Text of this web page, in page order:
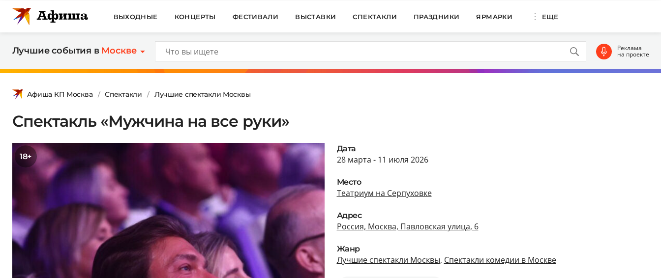
ВЫХОДНЫЕ КОНЦЕРТЫ ФЕСТИВАЛИ ВЫСТАВКИ СПЕКТАКЛИ ПРАЗДНИКИ ЯРМАРКИ ЕЩЕ
Лучшие события в Москве Реклама
на проекте
Афиша КП Москва Спектакли Лучшие спектакли Москвы
Спектакль «Мужчина на все руки»
18+
Дата
28 марта - 11 июля 2026
Место
Театриум на Серпуховке
Адрес
Россия, Москва, Павловская улица, 6
Жанр
Лучшие спектакли Москвы, Спектакли комедии в Москве